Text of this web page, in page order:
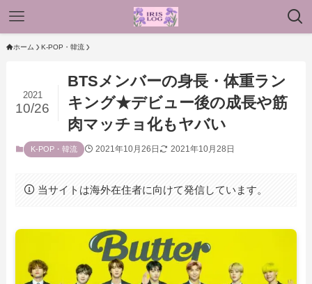
ホーム K-POP・韓流
BTSメンバーの身長・体重ラン
キング★デビュー後の成長や筋
肉マッチョ化もヤバい
2021
10/26
K-POP・韓流 2021年10月26日 2021年10月28日
当サイトは海外在住者に向けて発信しています。